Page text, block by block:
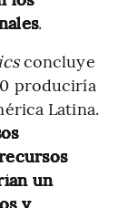
.
concluye
produciría
Latina.
un
y